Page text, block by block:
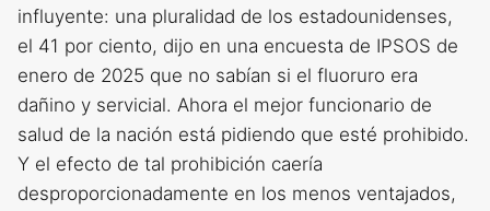
influyente: una pluralidad de los estadounidenses,
el 41 por ciento, dijo en una encuesta de IPSOS de
enero de 2025 que no sabían si el fluoruro era
dañino y servicial. Ahora el mejor funcionario de
salud de la nación está pidiendo que esté prohibido.
Y el efecto de tal prohibición caería
desproporcionadamente en los menos ventajados,